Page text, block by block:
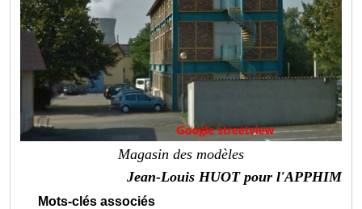
Magasin des modèles
Jean-Louis HUOT pour l'APPHIM
Mots-clés associés